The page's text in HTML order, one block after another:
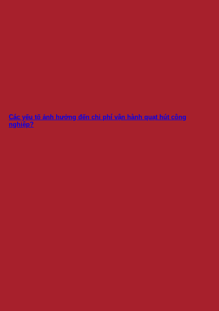
Các yếu tố ảnh hưởng đến chi phí vận hành quạt hút công
nghiệp?